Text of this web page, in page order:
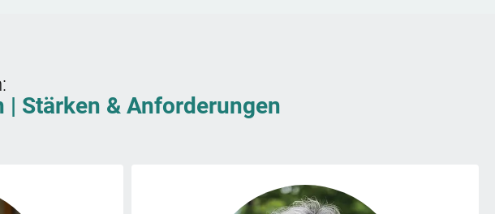
:
Stärken & Anforderungen